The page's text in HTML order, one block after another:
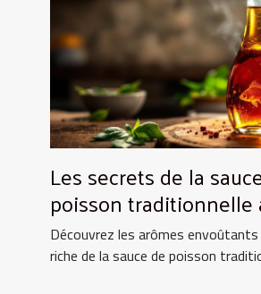
Les secrets de la
poisson traditionnelle
et ses utilisations
Découvrez les arômes
riche de la sauce de poisson